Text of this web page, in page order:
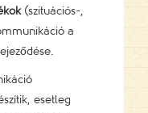
(szituációs-,
a
esetleg